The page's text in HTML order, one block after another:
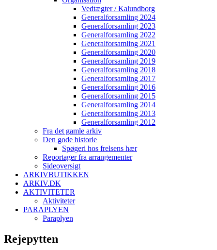
Vedtægter / Kalundborg
Generalforsamling 2024
Generalforsamling 2023
Generalforsamling 2022
Generalforsamling 2021
Generalforsamling 2020
Generalforsamling 2019
Generalforsamling 2018
Generalforsamling 2017
Generalforsamling 2016
Generalforsamling 2015
Generalforsamling 2014
Generalforsamling 2013
Generalforsamling 2012
Fra det gamle arkiv
Den gode historie
Spøgeri hos frelsens hær
Reportager fra arrangementer
Sideoversigt
ARKIVBUTIKKEN
ARKIV.DK
AKTIVITETER
Aktiviteter
PARAPLYEN
Paraplyen
Rejepytten